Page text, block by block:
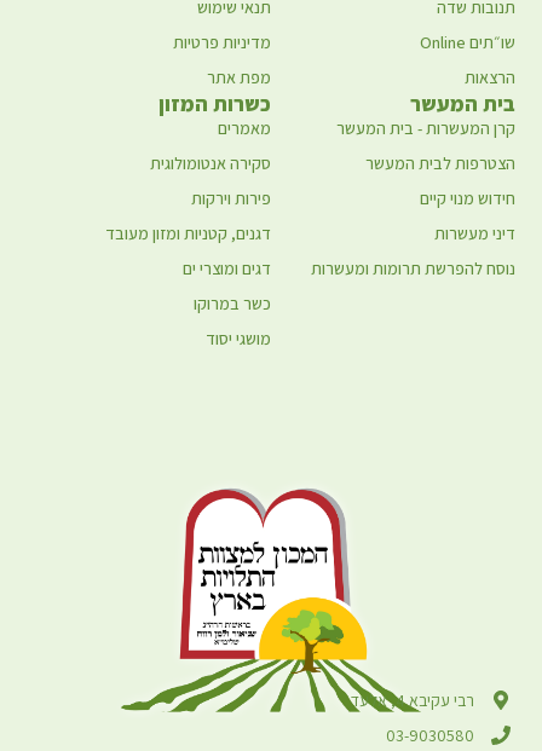
רבי עקיבא 4, אלעד
03-9030580
תנאי שימוש
מדיניות פרטיות
מפת אתר
תנובות שדה
שו״תים Online
הרצאות
כשרות המזון
מאמרים
סקירה אנטומולוגית
פירות וירקות
דגנים, קטניות ומזון מעובד
דגים ומוצרי ים
כשר במרוקו
מושגי יסוד
בית המעשר
קרן המעשרות - בית המעשר
הצטרפות לבית המעשר
חידוש מנוי קיים
דיני מעשרות
נוסח להפרשת תרומות ומעשרות